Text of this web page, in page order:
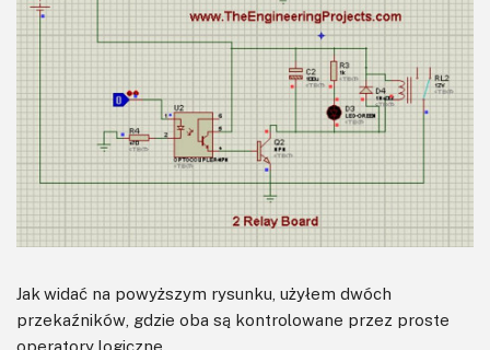
Jak widać na powyższym rysunku, użyłem dwóch
przekaźników, gdzie oba są kontrolowane przez proste
operatory logiczne.